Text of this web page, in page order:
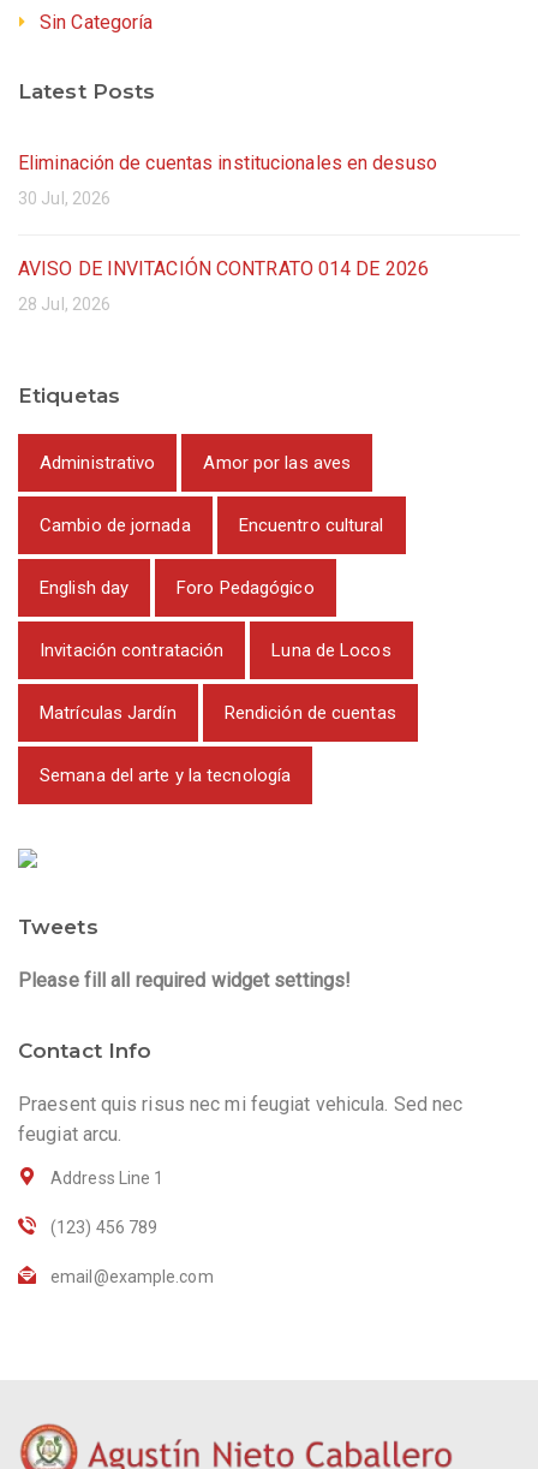
Sin Categoría
Latest Posts
Eliminación de cuentas institucionales en desuso
30 Jul, 2026
AVISO DE INVITACIÓN CONTRATO 014 DE 2026
28 Jul, 2026
Etiquetas
Administrativo Amor por las aves
Cambio de jornada Encuentro cultural
English day Foro Pedagógico
Invitación contratación Luna de Locos
Matrículas Jardín Rendición de cuentas
Semana del arte y la tecnología
Tweets
Please fill all required widget settings!
Contact Info
Praesent quis risus nec mi feugiat vehicula. Sed nec
feugiat arcu.
Address Line 1
(123) 456 789
email@example.com